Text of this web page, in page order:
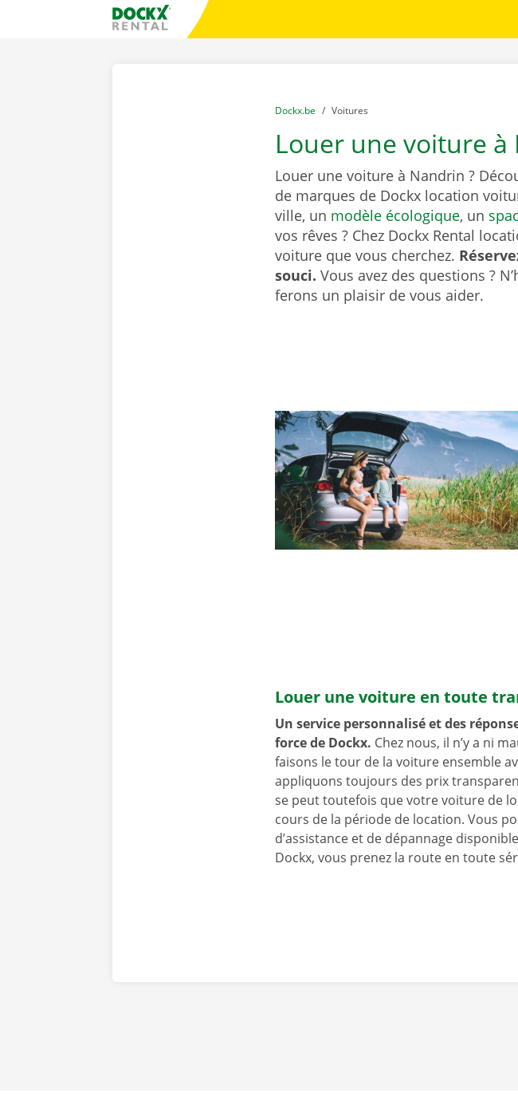
sitename
You are here:
du
Dockx.be to
Voitures
Louer une voiture à
Louer une voiture à Nandrin ?
de marques de Dockx location
ville, un modèle écologique, un
vos rêves ? Chez Dockx Rental
voiture que vous cherchez.
souci. Vous avez des questions ?
ferons un plaisir de vous aider.
Louer une voiture en toute
Un service personnalisé et des
force de Dockx. Chez nous, il n’y a ni
faisons le tour de la voiture ensemble
appliquons toujours des prix
se peut toutefois que votre voiture de
cours de la période de location. Vous
d’assistance et de dépannage
Dockx, vous prenez la route en toute